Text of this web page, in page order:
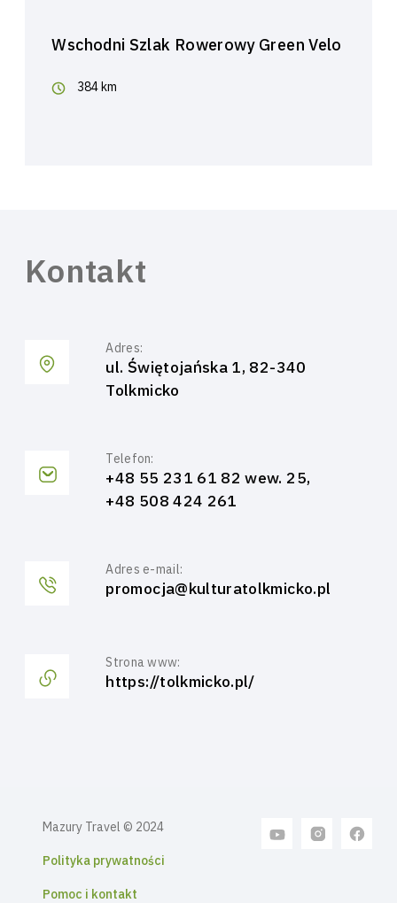
Wschodni Szlak Rowerowy Green Velo
384 km
Kontakt
Adres:
ul. Świętojańska 1, 82-340
Tolkmicko
Telefon:
+48 55 231 61 82 wew. 25,
+48 508 424 261
Adres e-mail:
promocja@kulturatolkmicko.pl
Strona www:
https://tolkmicko.pl/
Mazury Travel © 2024
Polityka prywatności
Pomoc i kontakt